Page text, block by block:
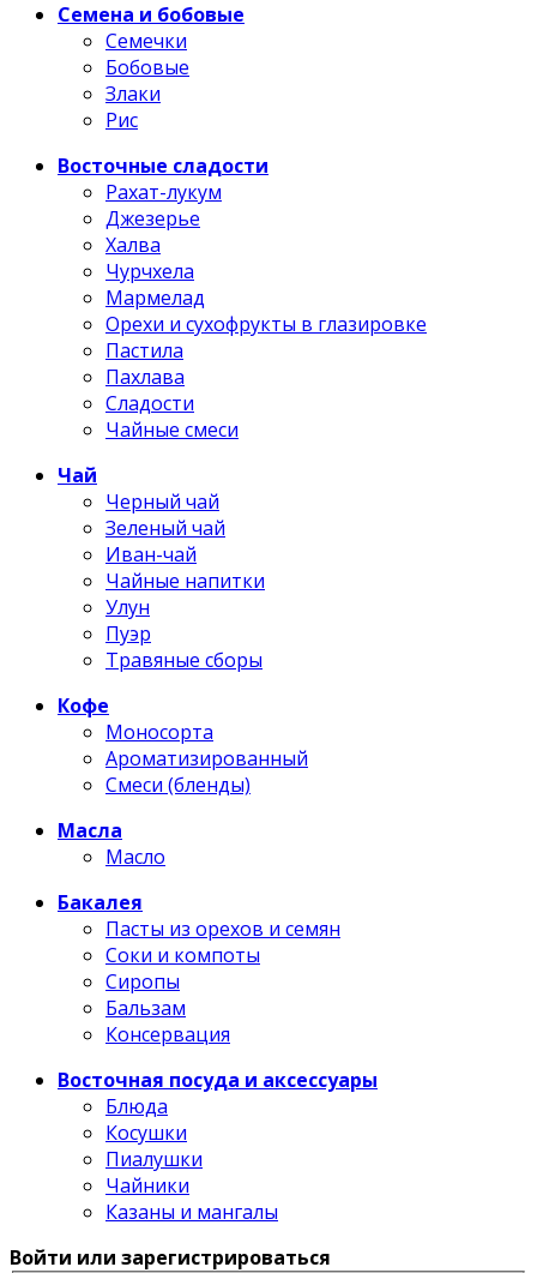
Семена и бобовые
Семечки
Бобовые
Злаки
Рис
Восточные сладости
Рахат-лукум
Джезерье
Халва
Чурчхела
Мармелад
Орехи и сухофрукты в глазировке
Пастила
Пахлава
Сладости
Чайные смеси
Чай
Черный чай
Зеленый чай
Иван-чай
Чайные напитки
Улун
Пуэр
Травяные сборы
Кофе
Моносорта
Ароматизированный
Смеси (бленды)
Масла
Масло
Бакалея
Пасты из орехов и семян
Соки и компоты
Сиропы
Бальзам
Консервация
Восточная посуда и аксессуары
Блюда
Косушки
Пиалушки
Чайники
Казаны и мангалы
Войти или зарегистрироваться